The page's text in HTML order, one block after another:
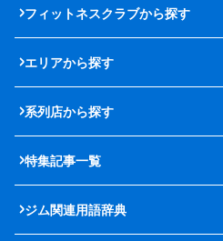
フィットネスクラブから探す
エリアから探す
系列店から探す
特集記事一覧
ジム関連用語辞典